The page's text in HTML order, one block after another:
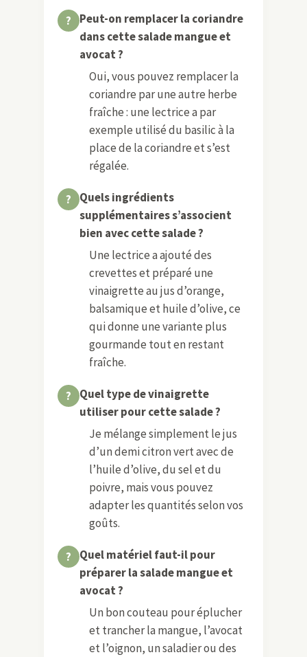
Peut-on remplacer la coriandre
dans cette salade mangue et
avocat ?
Oui, vous pouvez remplacer la
coriandre par une autre herbe
fraîche : une lectrice a par
exemple utilisé du basilic à la
place de la coriandre et s’est
régalée.
Quels ingrédients
supplémentaires s’associent
bien avec cette salade ?
Une lectrice a ajouté des
crevettes et préparé une
vinaigrette au jus d’orange,
balsamique et huile d’olive, ce
qui donne une variante plus
gourmande tout en restant
fraîche.
Quel type de vinaigrette
utiliser pour cette salade ?
Je mélange simplement le jus
d’un demi citron vert avec de
l’huile d’olive, du sel et du
poivre, mais vous pouvez
adapter les quantités selon vos
goûts.
Quel matériel faut-il pour
préparer la salade mangue et
avocat ?
Un bon couteau pour éplucher
et trancher la mangue, l’avocat
et l’oignon, un saladier ou des